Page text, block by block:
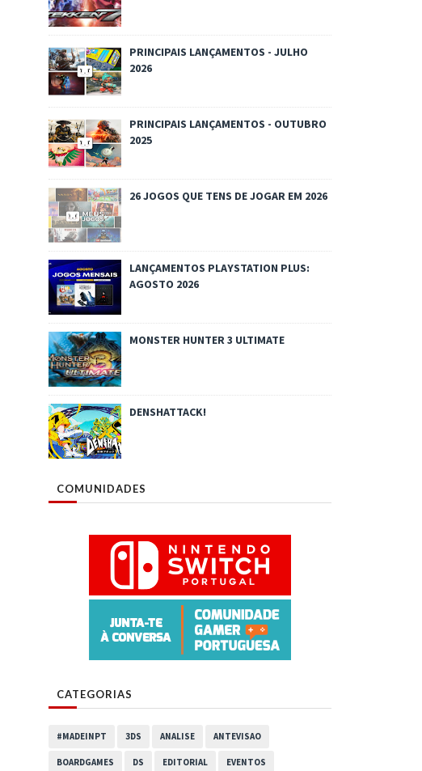
PRINCIPAIS LANÇAMENTOS - JULHO
2026
PRINCIPAIS LANÇAMENTOS - OUTUBRO
2025
26 JOGOS QUE TENS DE JOGAR EM 2026
LANÇAMENTOS PLAYSTATION PLUS:
AGOSTO 2026
MONSTER HUNTER 3 ULTIMATE
DENSHATTACK!
COMUNIDADES
CATEGORIAS
#MADEINPT 3DS ANALISE ANTEVISAO
BOARDGAMES DS EDITORIAL EVENTOS